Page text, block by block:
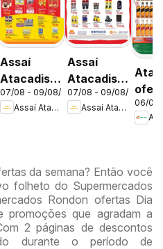
Assaí
Atacadista
ofertas -
DF
07/08 - 09/08/2026
Assaí Atacadista
Assaí
Atacadista
ofertas -
DF
07/08 - 09/08/2026
Assaí Atacadista
DF
06/08
da semana? Então você
folheto do Supermercados
Rondon ofertas Dia
promoções que agradam a
2 páginas de descontos
durante o período de